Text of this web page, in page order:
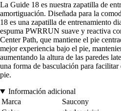
La Guide 18 es nuestra zapatilla de
amortiguación. Diseñada para la
18 es una zapatilla de entrenamiento
espuma PWRRUN suave y reactiva
Center Path, que mantiene el pie
mejor experiencia bajo el pie,
aumentando la altura de las paredes
una forma de basculación para facilitar
pie.
Información adicional
Marca
Saucony